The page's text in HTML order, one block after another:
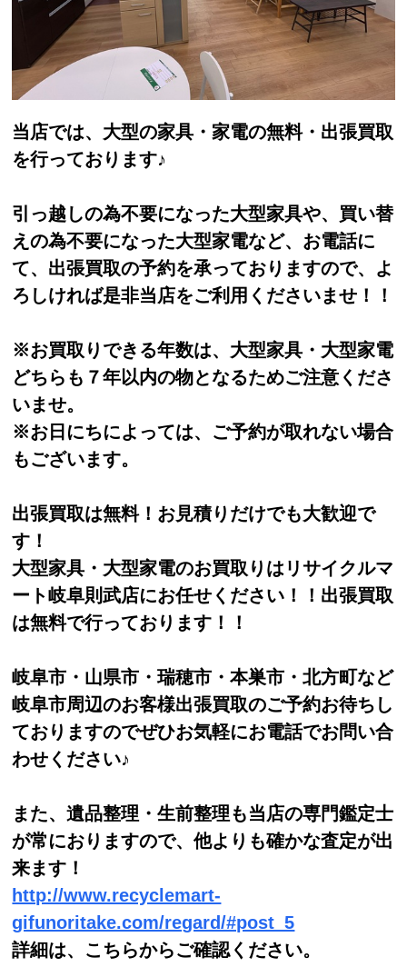
当店では、大型の家具・家電の無料・出張買取
を行っております♪
引っ越しの為不要になった大型家具や、買い替
えの為不要になった大型家電など、お電話に
て、出張買取の予約を承っておりますので、よ
ろしければ是非当店をご利用くださいませ！！
※お買取りできる年数は、大型家具・大型家電
どちらも７年以内の物となるためご注意くださ
いませ。
※お日にちによっては、ご予約が取れない場合
もございます。
出張買取は無料！お見積りだけでも大歓迎で
す！
大型家具・大型家電のお買取りはリサイクルマ
ート岐阜則武店にお任せください！！出張買取
は無料で行っております！！
岐阜市・山県市・瑞穂市・本巣市・北方町など
岐阜市周辺のお客様出張買取のご予約お待ちし
ておりますのでぜひお気軽にお電話でお問い合
わせください♪
また、遺品整理・生前整理も当店の専門鑑定士
が常におりますので、他よりも確かな査定が出
来ます！
http://www.recyclemart-
gifunoritake.com/regard/#post_5
詳細は、こちらからご確認ください。